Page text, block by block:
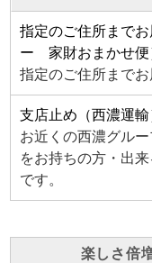
指定のご住所まで
ー 家財おまかせ便
指定のご住所までお
支店止め（西濃運輸
お近くの西濃グル
をお持ちの方・出
です。
楽しさ倍